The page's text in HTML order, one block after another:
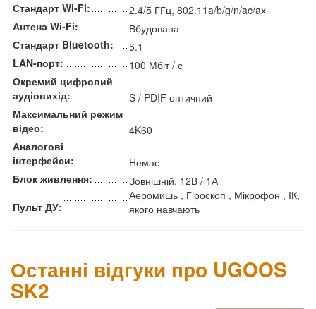
Стандарт Wi-Fi:
2.4/5 ГГц, 802.11a/b/g/n/ac/ax
Антена Wi-Fi:
Вбудована
Стандарт Bluetooth:
5.1
LAN-порт:
100 Мбіт / с
Окремий цифровий
аудіовихід:
S / PDIF оптичний
Максимальний режим
відео:
4K60
Аналогові
інтерфейси:
Немає
Блок живлення:
Зовнішній, 12В / 1А
Пульт ДУ:
Аеромишь , Гіроскоп , Мікрофон , ІК,
якого навчають
Останні відгуки про UGOOS
SK2